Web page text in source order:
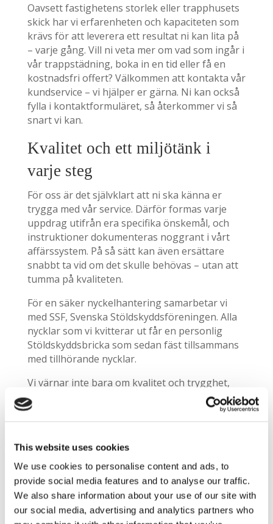
This website uses cookies
We use cookies to personalise content and ads, to
provide social media features and to analyse our traffic.
We also share information about your use of our site with
our social media, advertising and analytics partners who
Oavsett fastighetens storlek eller trapphusets
skick har vi erfarenheten och kapaciteten som
krävs för att leverera ett resultat ni kan lita på
– varje gång. Vill ni veta mer om vad som ingår i
vår trappstädning, boka in en tid eller få en
kostnadsfri offert? Välkommen att kontakta vår
kundservice – vi hjälper er gärna. Ni kan också
fylla i kontaktformuläret, så återkommer vi så
snart vi kan.
Kvalitet och ett miljötänk i
varje steg
För oss är det självklart att ni ska känna er
trygga med vår service. Därför formas varje
uppdrag utifrån era specifika önskemål, och
instruktioner dokumenteras noggrant i vårt
affärssystem. På så sätt kan även ersättare
snabbt ta vid om det skulle behövas – utan att
tumma på kvaliteten.
För en säker nyckelhantering samarbetar vi
med SSF, Svenska Stöldskyddsföreningen. Alla
nycklar som vi kvitterar ut får en personlig
Stöldskyddsbricka som sedan fäst tillsammans
med tillhörande nycklar.
Vi värnar inte bara om kvalitet och trygghet,
utan också om miljön. Därför använder vi
miljömärkta rengöringsmedel, minimerar
städmaterial – som trasor och moppar – tvättas
och återanvänds, och vi följer era rutiner för
sopsortering.
Frågor och svar om